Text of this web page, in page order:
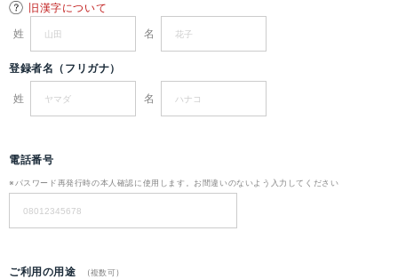
旧漢字について
姓
名
登録者名（フリガナ）
姓 名
電話番号
※パスワード再発行時の本人確認に使用します。お間違いのないよう入力してください
ご利用の用途 (複数可)